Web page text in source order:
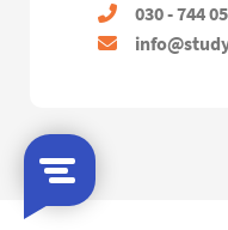
030 - 744